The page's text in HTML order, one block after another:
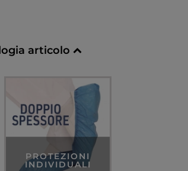
articolo
PROTEZIONI
INDIVIDUALI